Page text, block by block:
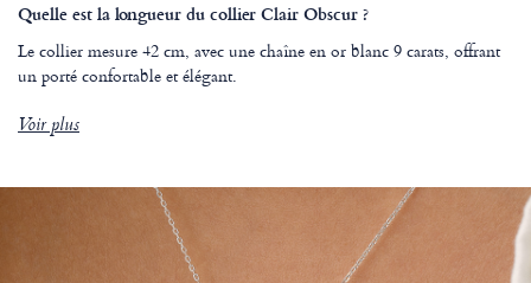
Quelle est la longueur du collier Clair Obscur ?
Le collier mesure 42 cm, avec une chaîne en or blanc 9 carats, offrant
un porté confortable et élégant.
Voir plus